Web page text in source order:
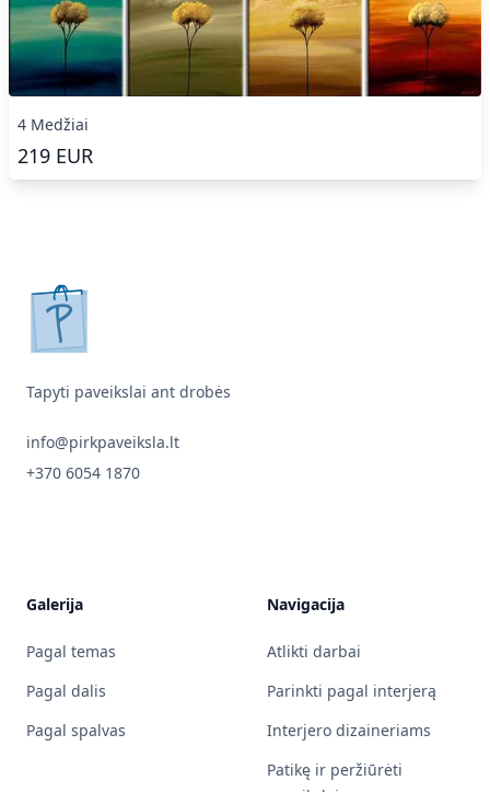
4 Medžiai
219 EUR
pirkpaveiksla.lt
Tapyti paveikslai ant drobės
info@pirkpaveiksla.lt
+370 6054 1870
Galerija
Pagal temas
Pagal dalis
Pagal spalvas
Navigacija
Atlikti darbai
Parinkti pagal interjerą
Interjero dizaineriams
Patikę ir peržiūrėti